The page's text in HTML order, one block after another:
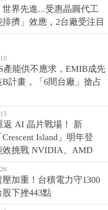
產業結構 00888聚焦台股
界先進...受惠晶圓代工
排擠」效應，2台廠受注目